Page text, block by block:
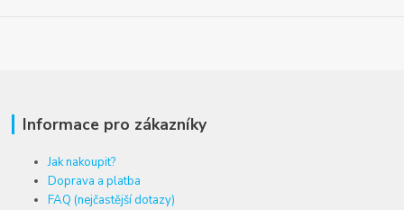
Informace pro zákazníky
Jak nakoupit?
Doprava a platba
FAQ (nejčastější dotazy)